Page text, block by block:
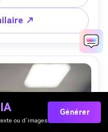
propre, contour
focus net, haute
froid --ar 4:5
↗
ou d’images
Générer